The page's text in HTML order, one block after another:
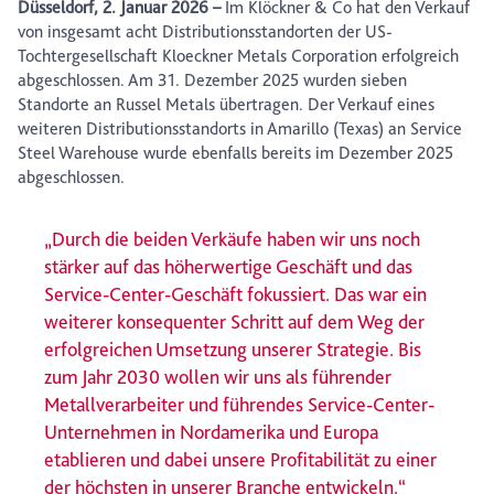
Düsseldorf, 2. Januar 2026 – Im Klöckner & Co hat den Verkauf
von insgesamt acht Distributionsstandorten der US-
Tochtergesellschaft Kloeckner Metals Corporation erfolgreich
abgeschlossen. Am 31. Dezember 2025 wurden sieben
Standorte an Russel Metals übertragen. Der Verkauf eines
weiteren Distributionsstandorts in Amarillo (Texas) an Service
Steel Warehouse wurde ebenfalls bereits im Dezember 2025
abgeschlossen.
„Durch die beiden Verkäufe haben wir uns noch
stärker auf das höherwertige Geschäft und das
Service-Center-Geschäft fokussiert. Das war ein
weiterer konsequenter Schritt auf dem Weg der
erfolgreichen Umsetzung unserer Strategie. Bis
zum Jahr 2030 wollen wir uns als führender
Metallverarbeiter und führendes Service-Center-
Unternehmen in Nordamerika und Europa
etablieren und dabei unsere Profitabilität zu einer
der höchsten in unserer Branche entwickeln.“